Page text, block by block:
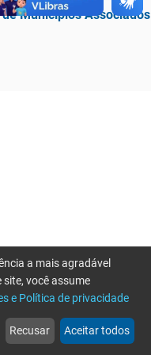
Municípios Associados
web
Notícias
more_horiz
Mais
a mais agradável
você assume
e Política de privacidade
Recusar Aceitar todos
novamente